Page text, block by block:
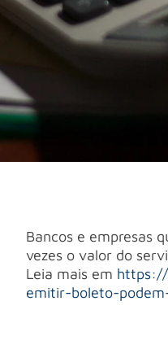
Bancos e empresas
vezes o valor do
Leia mais em https://
emitir-boleto-